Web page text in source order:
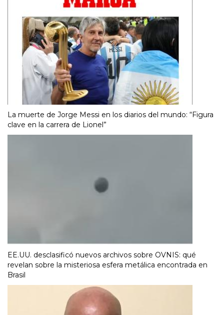
La muerte de Jorge Messi en los diarios del mundo: “Figura
clave en la carrera de Lionel”
EE.UU. desclasificó nuevos archivos sobre OVNIS: qué
revelan sobre la misteriosa esfera metálica encontrada en
Brasil